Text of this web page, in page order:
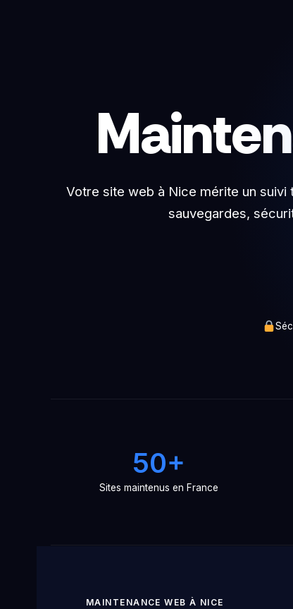
Votre site web à Nice mérite un
sauvegardes,
50+
Sites maintenus en France
MAINTENANCE WEB À NICE